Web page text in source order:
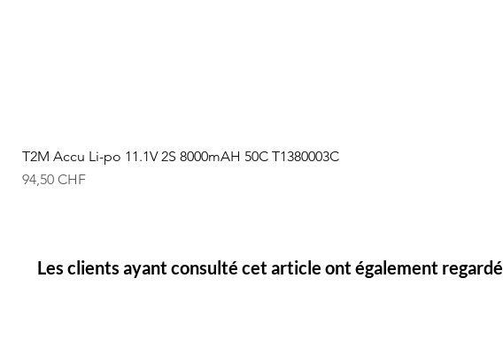
T2M Accu Li-po 11.1V 2S 8000mAH 50C T1380003C
Prix
94,50 CHF
Les clients ayant consulté cet article ont également regardé